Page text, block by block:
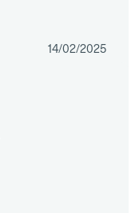
14/02/2025